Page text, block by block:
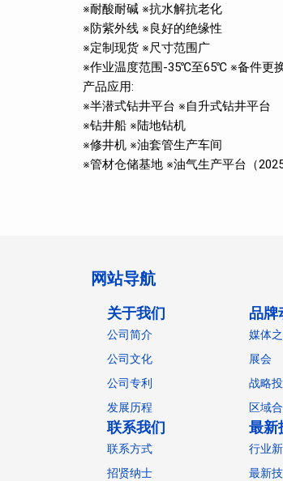
※耐酸耐碱 ※抗水解抗老化
※防紫外线 ※良好的绝缘性
※定制现货 ※尺寸范围广
※作业温度范围-35℃至65℃ ※备件更
产品应用:
※半潜式钻井平台 ※自升式钻井平台
※钻井船 ※陆地钻机
※修井机 ※油套管生产车间
※管材仓储基地 ※油气生产平台（
网站导航
关于我们
公司简介
公司文化
公司专利
发展历程
联系我们
联系方式
招贤纳士
品牌
媒体
展会
战略
区域
最新
行业
最新